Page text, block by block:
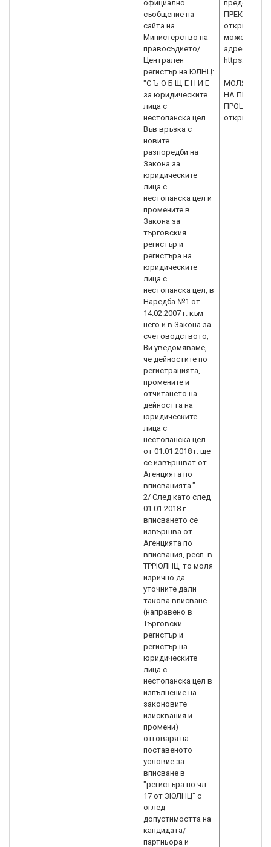
официално
съобщение на
сайта на
Министерство на
правосъдието/
Централен
регистър на ЮЛНЦ:
"С Ъ О Б Щ Е Н И Е
за юридическите
лица с
нестопанска цел
Във връзка с
новите
разпоредби на
Закона за
юридическите
лица с
нестопанска цел и
промените в
Закона за
търговския
регистър и
регистъра на
юридическите
лица с
нестопанска цел, в
Наредба №1 от
14.02.2007 г. към
него и в Закона за
счетоводството,
Ви уведомяваме,
че дейностите по
регистрацията,
промените и
отчитането на
дейността на
юридическите
лица с
нестопанска цел
от 01.01.2018 г. ще
се извършват от
Агенцията по
вписванията."
2/ След като след
01.01.2018 г.
вписването се
извършва от
Агенцията по
вписвания, респ. в
ТРРЮЛНЦ, то моля
изрично да
уточните дали
такова вписване
(направено в
Търговски
регистър и
регистър на
юридическите
лица с
нестопанска цел в
изпълнение на
законовите
изисквания и
промени)
отговаря на
поставеното
условие за
вписване в
"регистъра по чл.
17 от ЗЮЛНЦ" с
оглед
допустимостта на
кандидата/
партньора и
открито
можете да
адрес:
https://
МОЛЯ,
НА
ПРОЦЕДУРА
откриване